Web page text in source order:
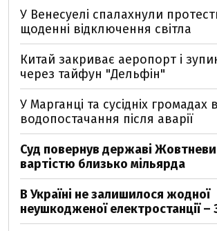
У Венесуелі спалахнули
щоденні відключення світла
Китай закриває аеропорт і
через тайфун "Дельфін"
У Марганці та сусідніх громадах
водопостачання після аварії
Суд повернув державі
вартістю близько мільярда
В Україні не залишилося жодної
неушкодженої електростанції –